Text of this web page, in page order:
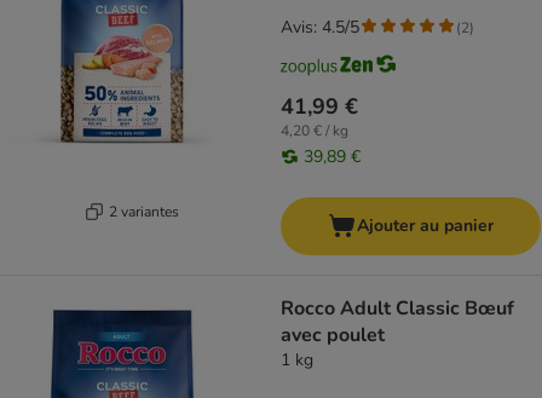
2 variantes
41,99 €
4,20 € / kg
39,89 €
Avis: 4.5/5 (2)
Ajouter au panier
Rocco Adult Classic Bœuf
avec poulet
1 kg